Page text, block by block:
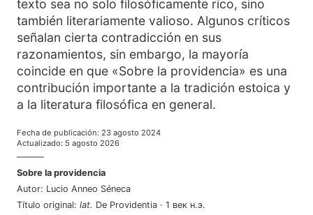
texto sea no solo filosóficamente rico, sino
también literariamente valioso. Algunos críticos
señalan cierta contradicción en sus
razonamientos, sin embargo, la mayoría
coincide en que «Sobre la providencia» es una
contribución importante a la tradición estoica y
a la literatura filosófica en general.
Fecha de publicación: 23 agosto 2024
Actualizado: 5 agosto 2026
———
Sobre la providencia
Autor: Lucio Anneo Séneca
Título original: lat. De Providentia · 1 век н.э.